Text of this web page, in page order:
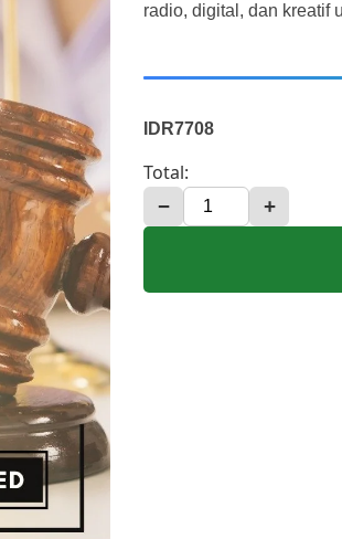
radio, digital, dan kreatif
IDR7708
Total:
− +